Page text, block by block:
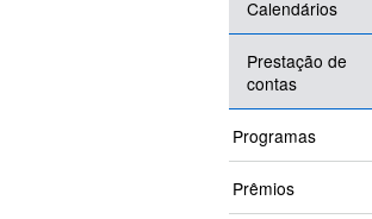
Calendários
Prestação de
contas
Programas
Prêmios